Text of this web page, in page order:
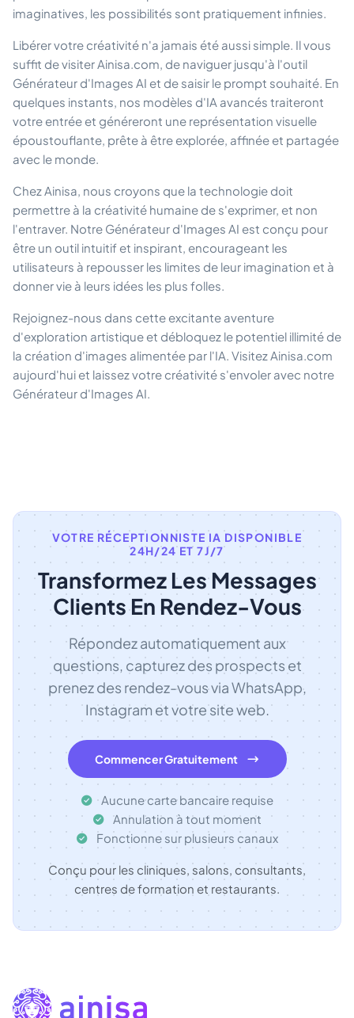
imaginatives, les possibilités sont pratiquement infinies.
Libérer votre créativité n'a jamais été aussi simple. Il vous
suffit de visiter Ainisa.com, de naviguer jusqu'à l'outil
Générateur d'Images AI et de saisir le prompt souhaité. En
quelques instants, nos modèles d'IA avancés traiteront
votre entrée et généreront une représentation visuelle
époustouflante, prête à être explorée, affinée et partagée
avec le monde.
Chez Ainisa, nous croyons que la technologie doit
permettre à la créativité humaine de s'exprimer, et non
l'entraver. Notre Générateur d'Images AI est conçu pour
être un outil intuitif et inspirant, encourageant les
utilisateurs à repousser les limites de leur imagination et à
donner vie à leurs idées les plus folles.
Rejoignez-nous dans cette excitante aventure
d'exploration artistique et débloquez le potentiel illimité de
la création d'images alimentée par l'IA. Visitez Ainisa.com
aujourd'hui et laissez votre créativité s'envoler avec notre
Générateur d'Images AI.
VOTRE RÉCEPTIONNISTE IA DISPONIBLE
24H/24 ET 7J/7
Transformez Les Messages
Clients En Rendez-Vous
Répondez automatiquement aux
questions, capturez des prospects et
prenez des rendez-vous via WhatsApp,
Instagram et votre site web.
Commencer Gratuitement
Aucune carte bancaire requise
Annulation à tout moment
Fonctionne sur plusieurs canaux
Conçu pour les cliniques, salons, consultants,
centres de formation et restaurants.